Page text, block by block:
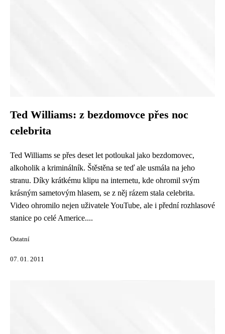
Ted Williams: z bezdomovce přes noc
celebrita
Ted Williams se přes deset let potloukal jako bezdomovec,
alkoholik a kriminálník. Štěstěna se teď ale usmála na jeho
stranu. Díky krátkému klipu na internetu, kde ohromil svým
krásným sametovým hlasem, se z něj rázem stala celebrita.
Video ohromilo nejen uživatele YouTube, ale i přední rozhlasové
stanice po celé Americe....
Ostatní
07. 01. 2011